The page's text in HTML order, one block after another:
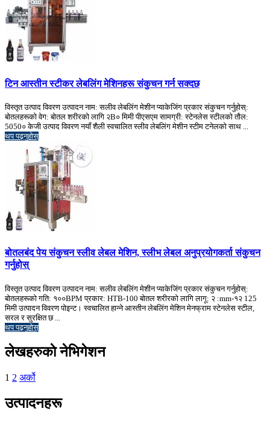
टिन आस्तीन स्टीकर लेबलिंग मेशिनहरू संकुचन गर्न सक्दछ
विस्तृत उत्पाद विवरण उत्पादन नाम: सलीव लेबलिंग मेशीन प्याकेजिंग प्रकार संकुचन गर्नुहोस्:
बोतलहरूको वेग: बोतल शरीरको लागि २B० मिमी पीएसएम सामग्री: स्टेनलेस स्टीलको तौल:
5050० केजी उत्पाद विवरण नयाँ शैली स्वचालित स्लीव लेबलिंग मेशीन स्टीम टनेलको साथ ...
थप पढ्नुहोस्
बोतलबंद पेय संकुचन स्लीव लेबल मेशिन, स्लीभ लेबल अनुप्रयोगकर्ता संकुचन
गर्नुहोस्
विस्तृत उत्पाद विवरण उत्पादन नाम: सलीव लेबलिंग मेशीन प्याकेजिंग प्रकार संकुचन गर्नुहोस्:
बोतलहरूको गति: १००BPM प्रकार: HTB-100 बोतल शरीरको लागि लागू: २ :mm-१२ 125
मिमी उत्पादन विवरण पोइन्ट। स्वचालित हान्ने आस्तीन लेबलिंग मेशिन मेनफ्राम स्टेनलेस स्टील,
सरल र सुरक्षित छ ...
थप पढ्नुहोस्
लेखहरुकाे नेभिगेशन
1 2 अर्को
उत्पादनहरू